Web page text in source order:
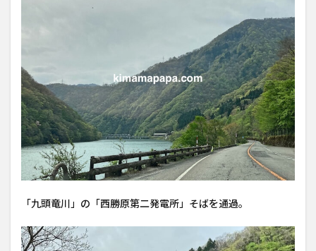
「九頭竜川」の「西勝原第二発電所」そばを通過。